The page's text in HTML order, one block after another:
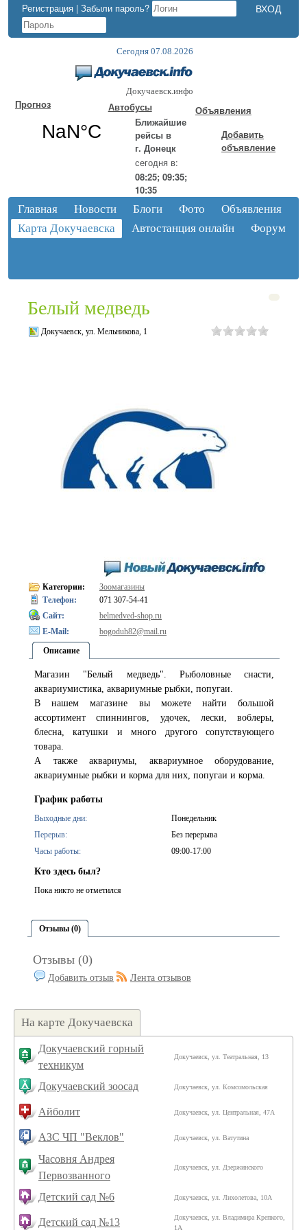
Регистрация | Забыли пароль?
Сегодня 07.08.2026
Докучаевск.инфо
Прогноз
Автобусы
Ближайшие
рейсы в
г. Донецк
сегодня в:
08:25; 09:35;
10:35
Объявления
Добавить
объявление
Главная Новости Блоги Фото
Объявления
Карта Докучаевска
Автостанция онлайн Форум
Белый медведь
Докучаевск, ул. Мельникова, 1
Категории:
Зоомагазины
Телефон:
071 307-54-41
Сайт:
belmedved-shop.ru
E-Mail:
bogoduh82@mail.ru
Описание
Магазин "Белый медведь". Рыболовные снасти,
аквариумистика, аквариумные рыбки, попугаи.
В нашем магазине вы можете найти большой
ассортимент спиннингов, удочек, лески, воблеры,
блесна, катушки и много другого сопутствующего
товара.
А также аквариумы, аквариумное оборудование,
аквариумные рыбки и корма для них, попугаи и корма.
График работы
Выходные дни:
Понедельник
Перерыв:
Без перерыва
Часы работы:
09:00-17:00
Кто здесь был?
Пока никто не отметился
Отзывы (0)
Отзывы (0)
Добавить отзыв Лента отзывов
На карте Докучаевска
Докучаевский горный
техникум
Докучаевск, ул. Театральная, 13
Докучаевский зоосад Докучаевск, ул. Комсомольская
Айболит Докучаевск, ул. Центральная, 47А
АЗС ЧП "Веклов" Докучаевск, ул. Ватутина
Часовня Андрея
Первозванного
Докучаевск, ул. Дзержинского
Детский сад №6 Докучаевск, ул. Лихолетова, 10А
Детский сад №13
Докучаевск, ул. Владимира Крепкого,
1А